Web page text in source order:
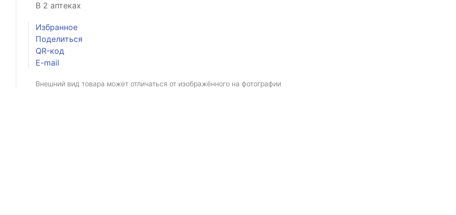
В 2 аптеках
Избранное
Поделиться
QR-код
E-mail
Внешний вид товара может отличаться от изображённого на фотографии